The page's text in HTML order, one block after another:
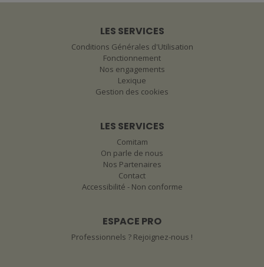
LES SERVICES
Conditions Générales d'Utilisation
Fonctionnement
Nos engagements
Lexique
Gestion des cookies
LES SERVICES
Comitam
On parle de nous
Nos Partenaires
Contact
Accessibilité - Non conforme
ESPACE PRO
Professionnels ? Rejoignez-nous !